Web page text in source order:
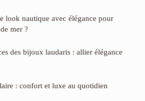
look nautique avec élégance pour
mer ?
des bijoux laudaris : allier élégance
: confort et luxe au quotidien